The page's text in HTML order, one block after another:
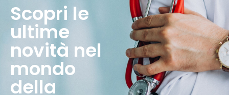
Scopri le
ultime
novità nel
mondo
della